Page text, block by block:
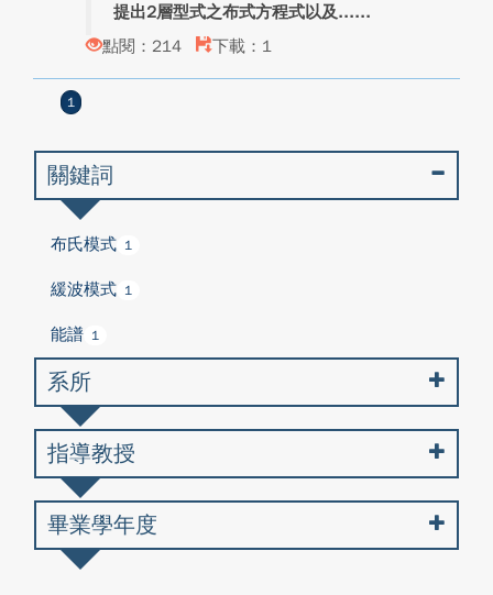
提出2層型式之布式方程式以及...
點閱：214
下載：1
1
關鍵詞
布氏模式 1
緩波模式 1
能譜 1
系所
指導教授
畢業學年度